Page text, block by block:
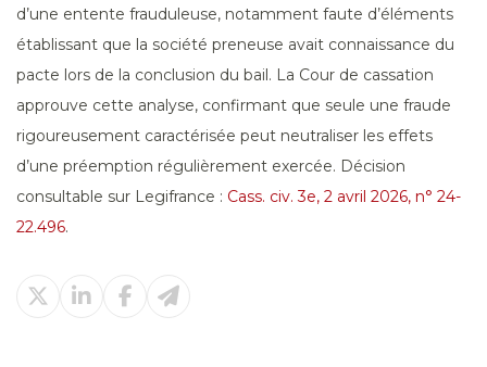
d’une entente frauduleuse, notamment faute d’éléments
établissant que la société preneuse avait connaissance du
pacte lors de la conclusion du bail. La Cour de cassation
approuve cette analyse, confirmant que seule une fraude
rigoureusement caractérisée peut neutraliser les effets
d’une préemption régulièrement exercée. Décision
consultable sur Legifrance : Cass. civ. 3e, 2 avril 2026, n° 24-
22.496.